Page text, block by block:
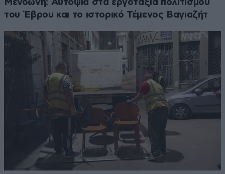
Μενδώνη: Αυτοψία στα εργοτάξια πολιτισμού
του Έβρου και το ιστορικό Τέμενος Βαγιαζήτ